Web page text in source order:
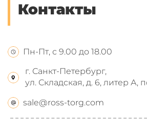
Контакты
Пн-Пт, с 9.00 до 18.00
г. Санкт-Петербург,
ул. Складская, д. 6, литер А,
sale@ross-torg.com